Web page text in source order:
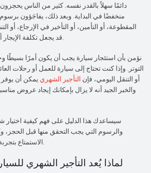
دائمًا سهلاً بالقدر نفسه. كثير من الناس
منخفضًا في البداية. وبعد ذلك، يفاجَؤون
المقطوعة، أو التأمين، أو التأخير في الإرجاع، أو
قد يجعل تكلفة الإيجار أعلى بكثير مما توقعوه.
التوتر. وإذا كنت تحتاج إلى سيارة للعمل أو رحلات
أو التنقل اليومي، فإن التأجير الشهري يمكن أن يوفر
والخبر الجيد أنه لا يزال بإمكانك إيجاد عروض
سيساعدك هذا الدليل على فهم كيفية اختيار
والرسوم التي يجب التحقق منها قبل الحجز،
الاستمتاع بتجربة قيادة سلسة في دبي.
لماذا يُعد التأجير الشهري